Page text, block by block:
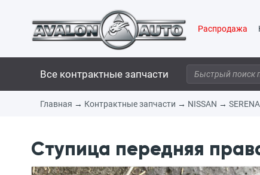
Распродажа
Все контрактные запчасти
Главная → Контрактные запчасти → NISSAN → SERENA
Ступица передняя